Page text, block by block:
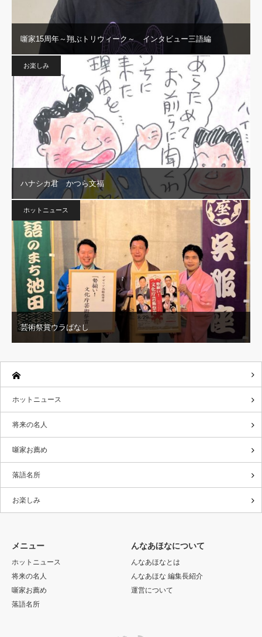
噺家15周年～翔ぶトリウィーク～ インタビュー三語編
お楽しみ
ハナシカ君 かつら文福
ホットニュース
芸術祭賞ウラばなし
ホットニュース
将来の名人
噺家お薦め
落語名所
お楽しみ
メニュー
ホットニュース
将来の名人
噺家お薦め
落語名所
んなあほなについて
んなあほなとは
んなあほな 編集長紹介
運営について